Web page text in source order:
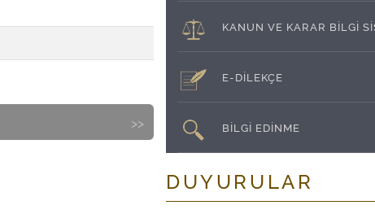
>>
KANUN VE KARAR BİLGİ
E-DİLEKÇE
BİLGİ EDİNME
DUYURULAR